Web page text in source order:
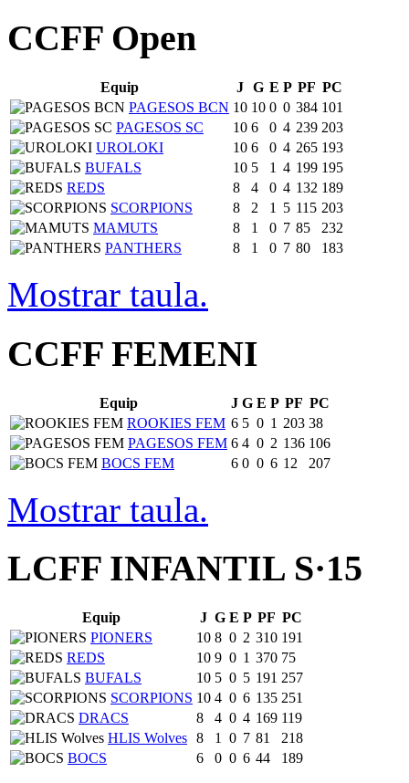
CCFF Open
Equip J G E P PF PC
PAGESOS BCN 10 10 0 0 384 101
PAGESOS SC
10 6 0 4 239 203
UROLOKI
10 6 0 4 265 193
BUFALS
10 5 1 4 199 195
REDS
8 4 0 4 132 189
SCORPIONS
8 2 1 5 115 203
MAMUTS
8 1 0 7 85
232
PANTHERS
8 1 0 7 80 183
Mostrar taula.
CCFF FEMENI
Equip J G E P PF PC
ROOKIES FEM 6 5 0 1 203 38
PAGESOS FEM 6 4 0 2 136 106
BOCS FEM
6 0 0 6 12 207
Mostrar taula.
LCFF INFANTIL S·15
Equip J G E P PF PC
PIONERS
10 8 0 2 310 191
REDS
10 9 0 1 370 75
BUFALS
10 5 0 5 191 257
SCORPIONS 10 4 0 6 135 251
DRACS
8 4 0 4 169 119
HLIS Wolves 8 1 0 7 81
218
BOCS
6 0 0 6 44 189